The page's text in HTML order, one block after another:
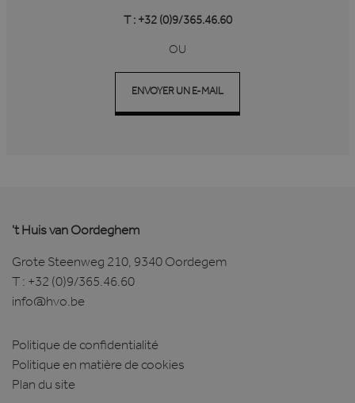
T : +32 (0)9/365.46.60
OU
ENVOYER UN E-MAIL
't Huis van Oordeghem
Grote Steenweg 210, 9340 Oordegem
T : +32 (0)9/365.46.60
info@hvo.be
Politique de confidentialité
Politique en matière de cookies
Plan du site